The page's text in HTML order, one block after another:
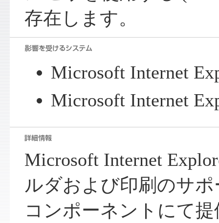
存在します。
Microsoft Internet
Microsoft Internet
Microsoft Internet
ルダおよび印刷のサポ
コンポーネントにて